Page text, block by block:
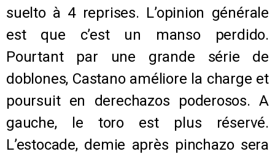
suelto à 4 reprises. L’opinion générale
est que c’est un manso perdido.
Pourtant par une grande série de
doblones, Castano améliore la charge et
poursuit en derechazos poderosos. A
gauche, le toro est plus réservé.
L’estocade, demie après pinchazo sera